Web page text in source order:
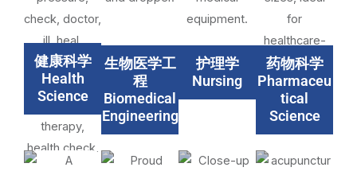
健康科学
Health
Science
生物医学工
程
Biomedical
Engineering
护理学
Nursing
药物科学
Pharmaceu
tical
Science